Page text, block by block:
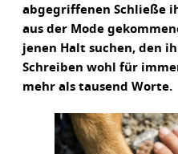
abgegriffenen Schließe
aus der Mode
jenen Halt suchen, den
Schreiben wohl für
mehr als tausend Worte.